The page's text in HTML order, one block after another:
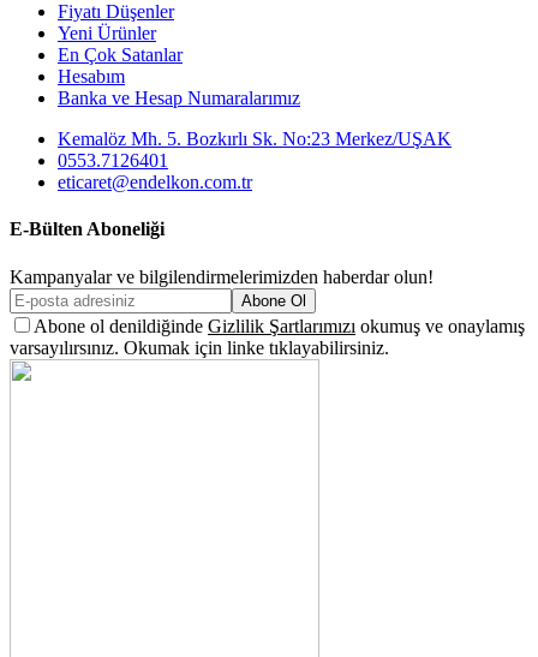
Fiyatı Düşenler
Yeni Ürünler
En Çok Satanlar
Hesabım
Banka ve Hesap Numaralarımız
Kemalöz Mh. 5. Bozkırlı Sk. No:23 Merkez/UŞAK
0553.7126401
eticaret@endelkon.com.tr
E-Bülten Aboneliği
Kampanyalar ve bilgilendirmelerimizden haberdar olun!
Abone Ol
Abone ol denildiğinde Gizlilik Şartlarımızı okumuş ve onaylamış
varsayılırsınız. Okumak için linke tıklayabilirsiniz.